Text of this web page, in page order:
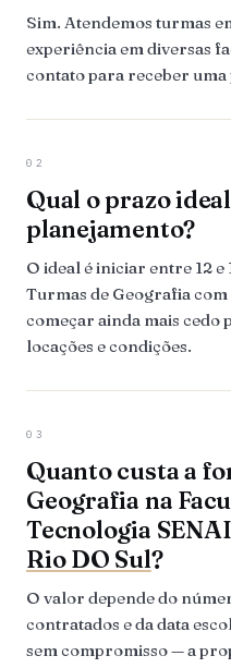
Sim. Atendemos turmas
experiência em diversas
contato para receber
02
Qual o prazo
planejamento?
O ideal é iniciar entre 12 e
Turmas de Geografia
começar ainda mais
locações e condições.
03
Quanto custa a
Geografia na
Tecnologia SENAI
Rio DO Sul?
O valor depende do
contratados e da data
sem compromisso — a